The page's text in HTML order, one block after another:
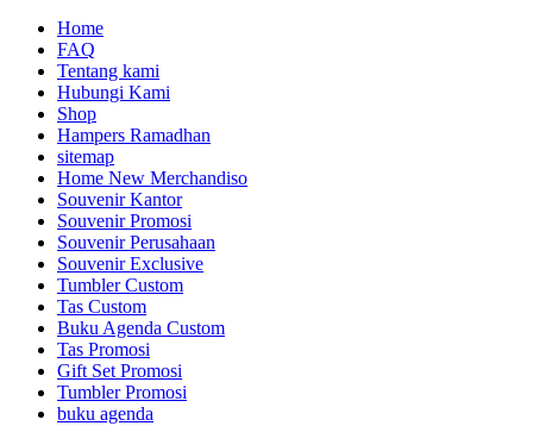
Home
FAQ
Tentang kami
Hubungi Kami
Shop
Hampers Ramadhan
sitemap
Home New Merchandiso
Souvenir Kantor
Souvenir Promosi
Souvenir Perusahaan
Souvenir Exclusive
Tumbler Custom
Tas Custom
Buku Agenda Custom
Tas Promosi
Gift Set Promosi
Tumbler Promosi
buku agenda